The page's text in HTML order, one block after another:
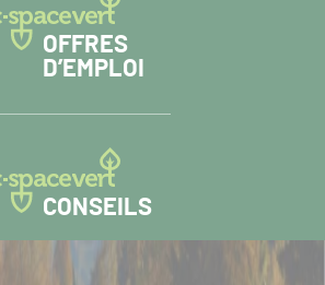
OFFRES
D’EMPLOI
CONSEILS